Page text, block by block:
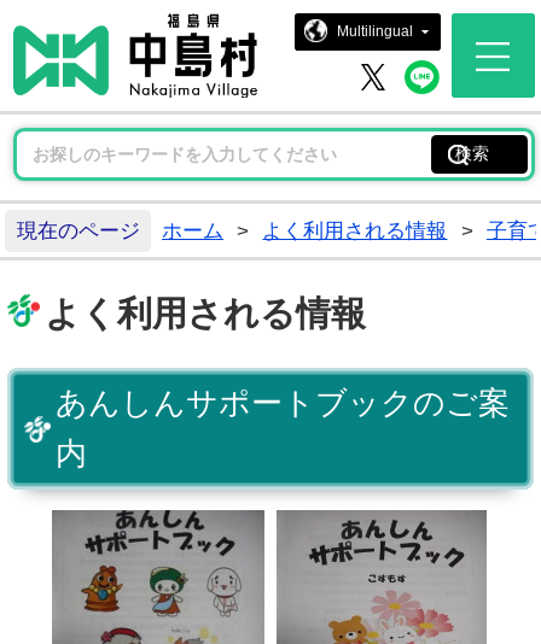
中島村ホ
Multilingual
中島村 X中島
現在のページ ホーム > よく利用される情報 > 子育
よく利用される情報
あんしんサポートブックのご案
内